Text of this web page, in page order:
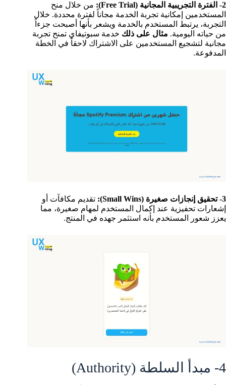
2- الفترة التجريبية المجانية (Free Trial):
من خلال منح
المستخدمين إمكانية تجربة الخدمة مجاناً لفترة محددة. خلال
التجربة، يرتبط المستخدم بالخدمة ويشعر بأنها أصبحت جزءاً
من حياته اليومية. مثال على ذلك خدمة سبوتيفاي تمنح تجربة
مجانية لتشجيع المستخدمين على الاشتراك لاحقاً في الخطة
المدفوعة.
3- تحقيق إنجازات صغيرة (Small Wins):
تقديم مكافآت أو
إشعارات تحفيزية عند إكمال المستخدم لمهام صغيرة، مما
يعزز شعور المستخدم بأنه استثمر جهده في المنتج.
4- مبدأ السلطة (Authority)